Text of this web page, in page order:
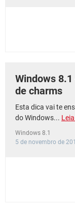
Windows
de charms
Esta dica vai te
do Windows...
Windows 8.1
5 de novembro de